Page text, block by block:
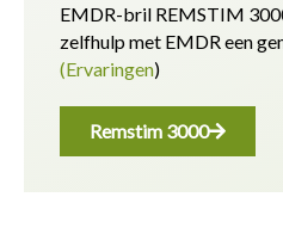
EMDR-bril REMSTIM
zelfhulp met EMDR een
(Ervaringen)
Remstim 3000